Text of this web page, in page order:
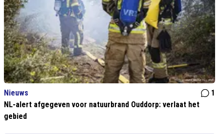
Nieuws
1
NL-alert afgegeven voor natuurbrand Ouddorp: verlaat het
gebied